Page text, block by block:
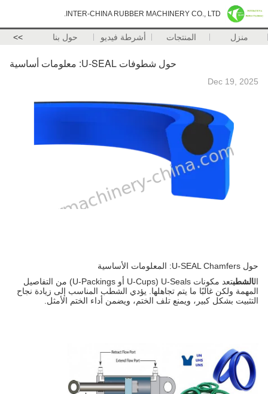
INTER-CHINA RUBBER MACHINERY CO., LTD.
منزل المنتجات أشرطة فيديو حول بنا >>
حول شطوفات U-SEAL: معلومات أساسية
Dec 19, 2025
حول U-SEAL Chamfers: المعلومات الأساسية
الالشطب
تعد مكونات U-Seals (U-Cups أو U-Packings) من التفاصيل
المهمة ولكن غالبًا ما يتم تجاهلها. يؤدي الشطب المناسب إلى زيادة نجاح
التثبيت بشكل كبير، ويمنع تلف الختم، ويضمن أداء الختم الأمثل.